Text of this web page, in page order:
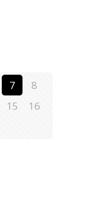
7
8
15
16